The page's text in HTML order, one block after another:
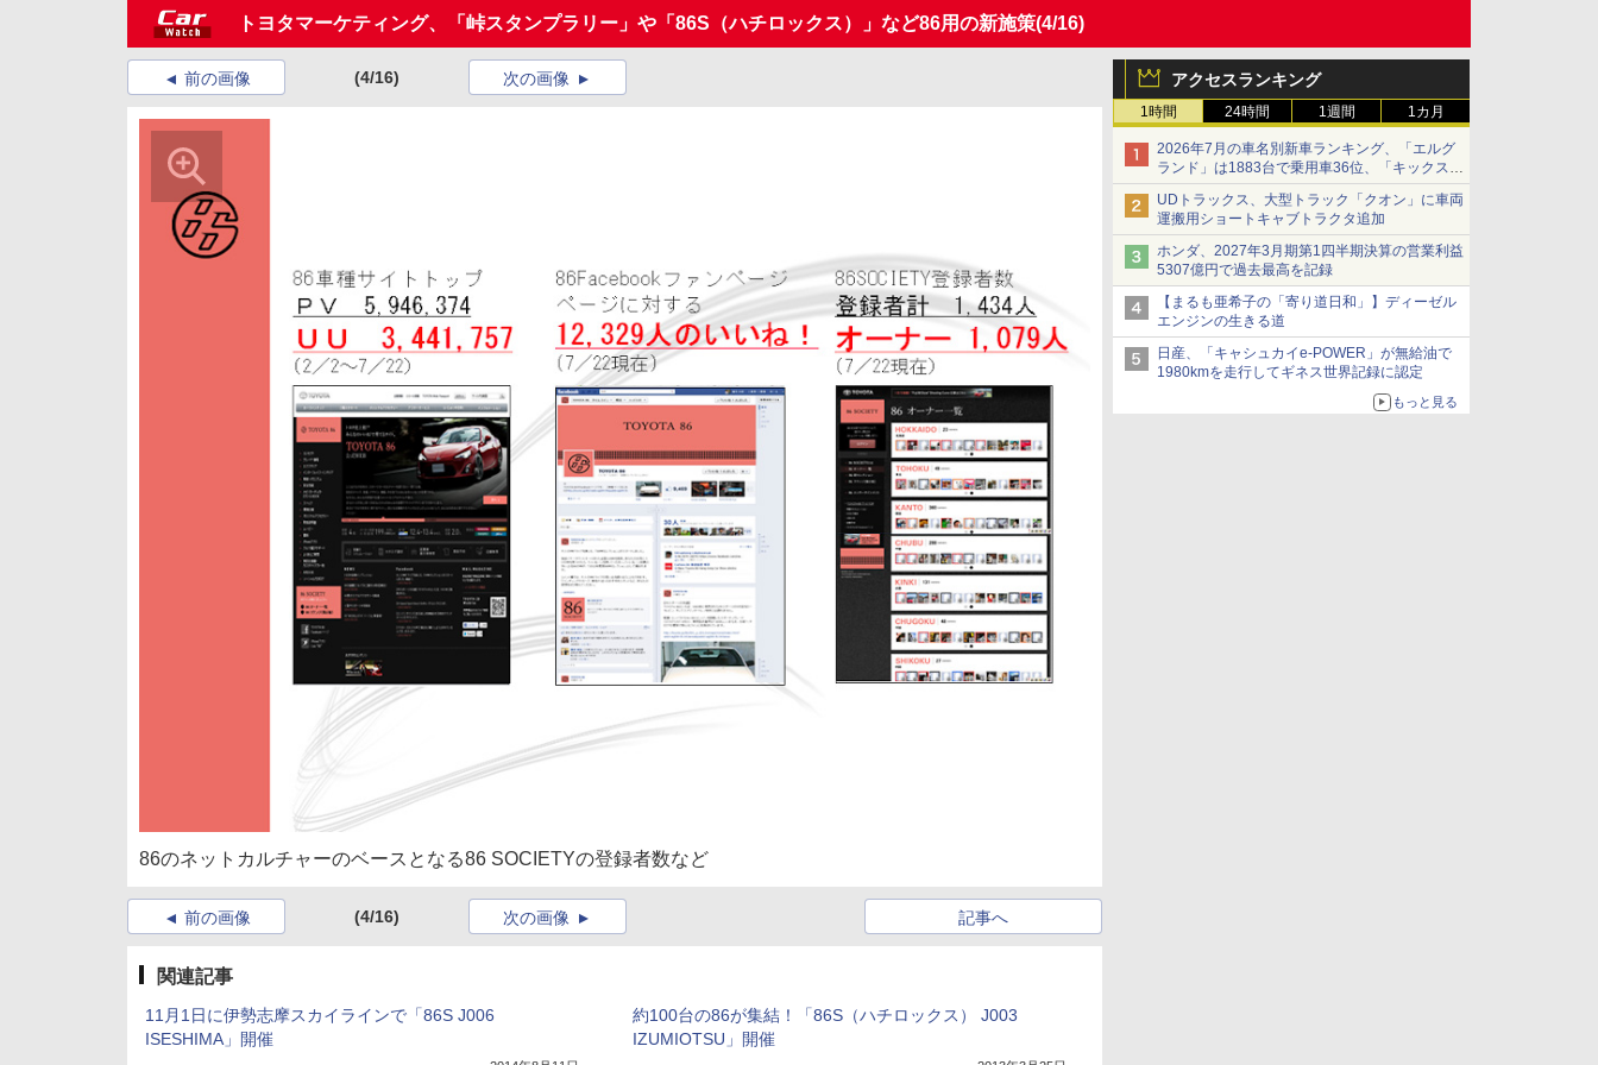
トヨタマーケティング、「峠スタンプラリー」や「86S（ハチロックス）」など86用の新施策(4/16)
アクセスランキング
1時間 24時間 1週間 1カ月
2026年7月の車名別新車ランキング、「エルグ
ランド」は1883台で乗用車36位、「キックス」
は2591台で27位に
UDトラックス、大型トラック「クオン」に車両
運搬用ショートキャブトラクタ追加
ホンダ、2027年3月期第1四半期決算の営業利益
5307億円で過去最高を記録
【まるも亜希子の「寄り道日和」】ディーゼル
エンジンの生きる道
日産、「キャシュカイe-POWER」が無給油で
1980kmを走行してギネス世界記録に認定
もっと見る
前の画像 (4/16) 次の画像
86のネットカルチャーのベースとなる86 SOCIETYの登録者数など
前の画像 (4/16) 記事へ
次の画像
関連記事
11月1日に伊勢志摩スカイラインで「86S J006
ISESHIMA」開催
約100台の86が集結！「86S（ハチロックス） J003
IZUMIOTSU」開催